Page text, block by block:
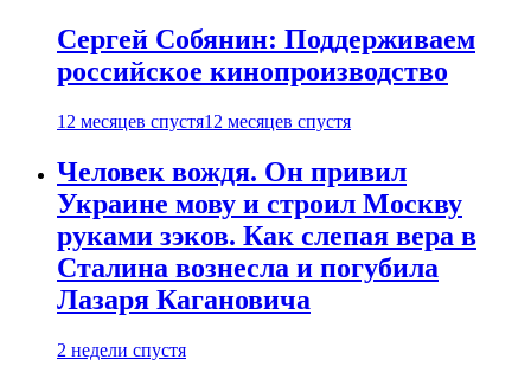
Сергей Собянин: Поддерживаем
российское кинопроизводство
12 месяцев спустя12 месяцев спустя
Человек вождя. Он привил
Украине мову и строил Москву
руками зэков. Как слепая вера в
Сталина вознесла и погубила
Лазаря Кагановича
2 недели спустя